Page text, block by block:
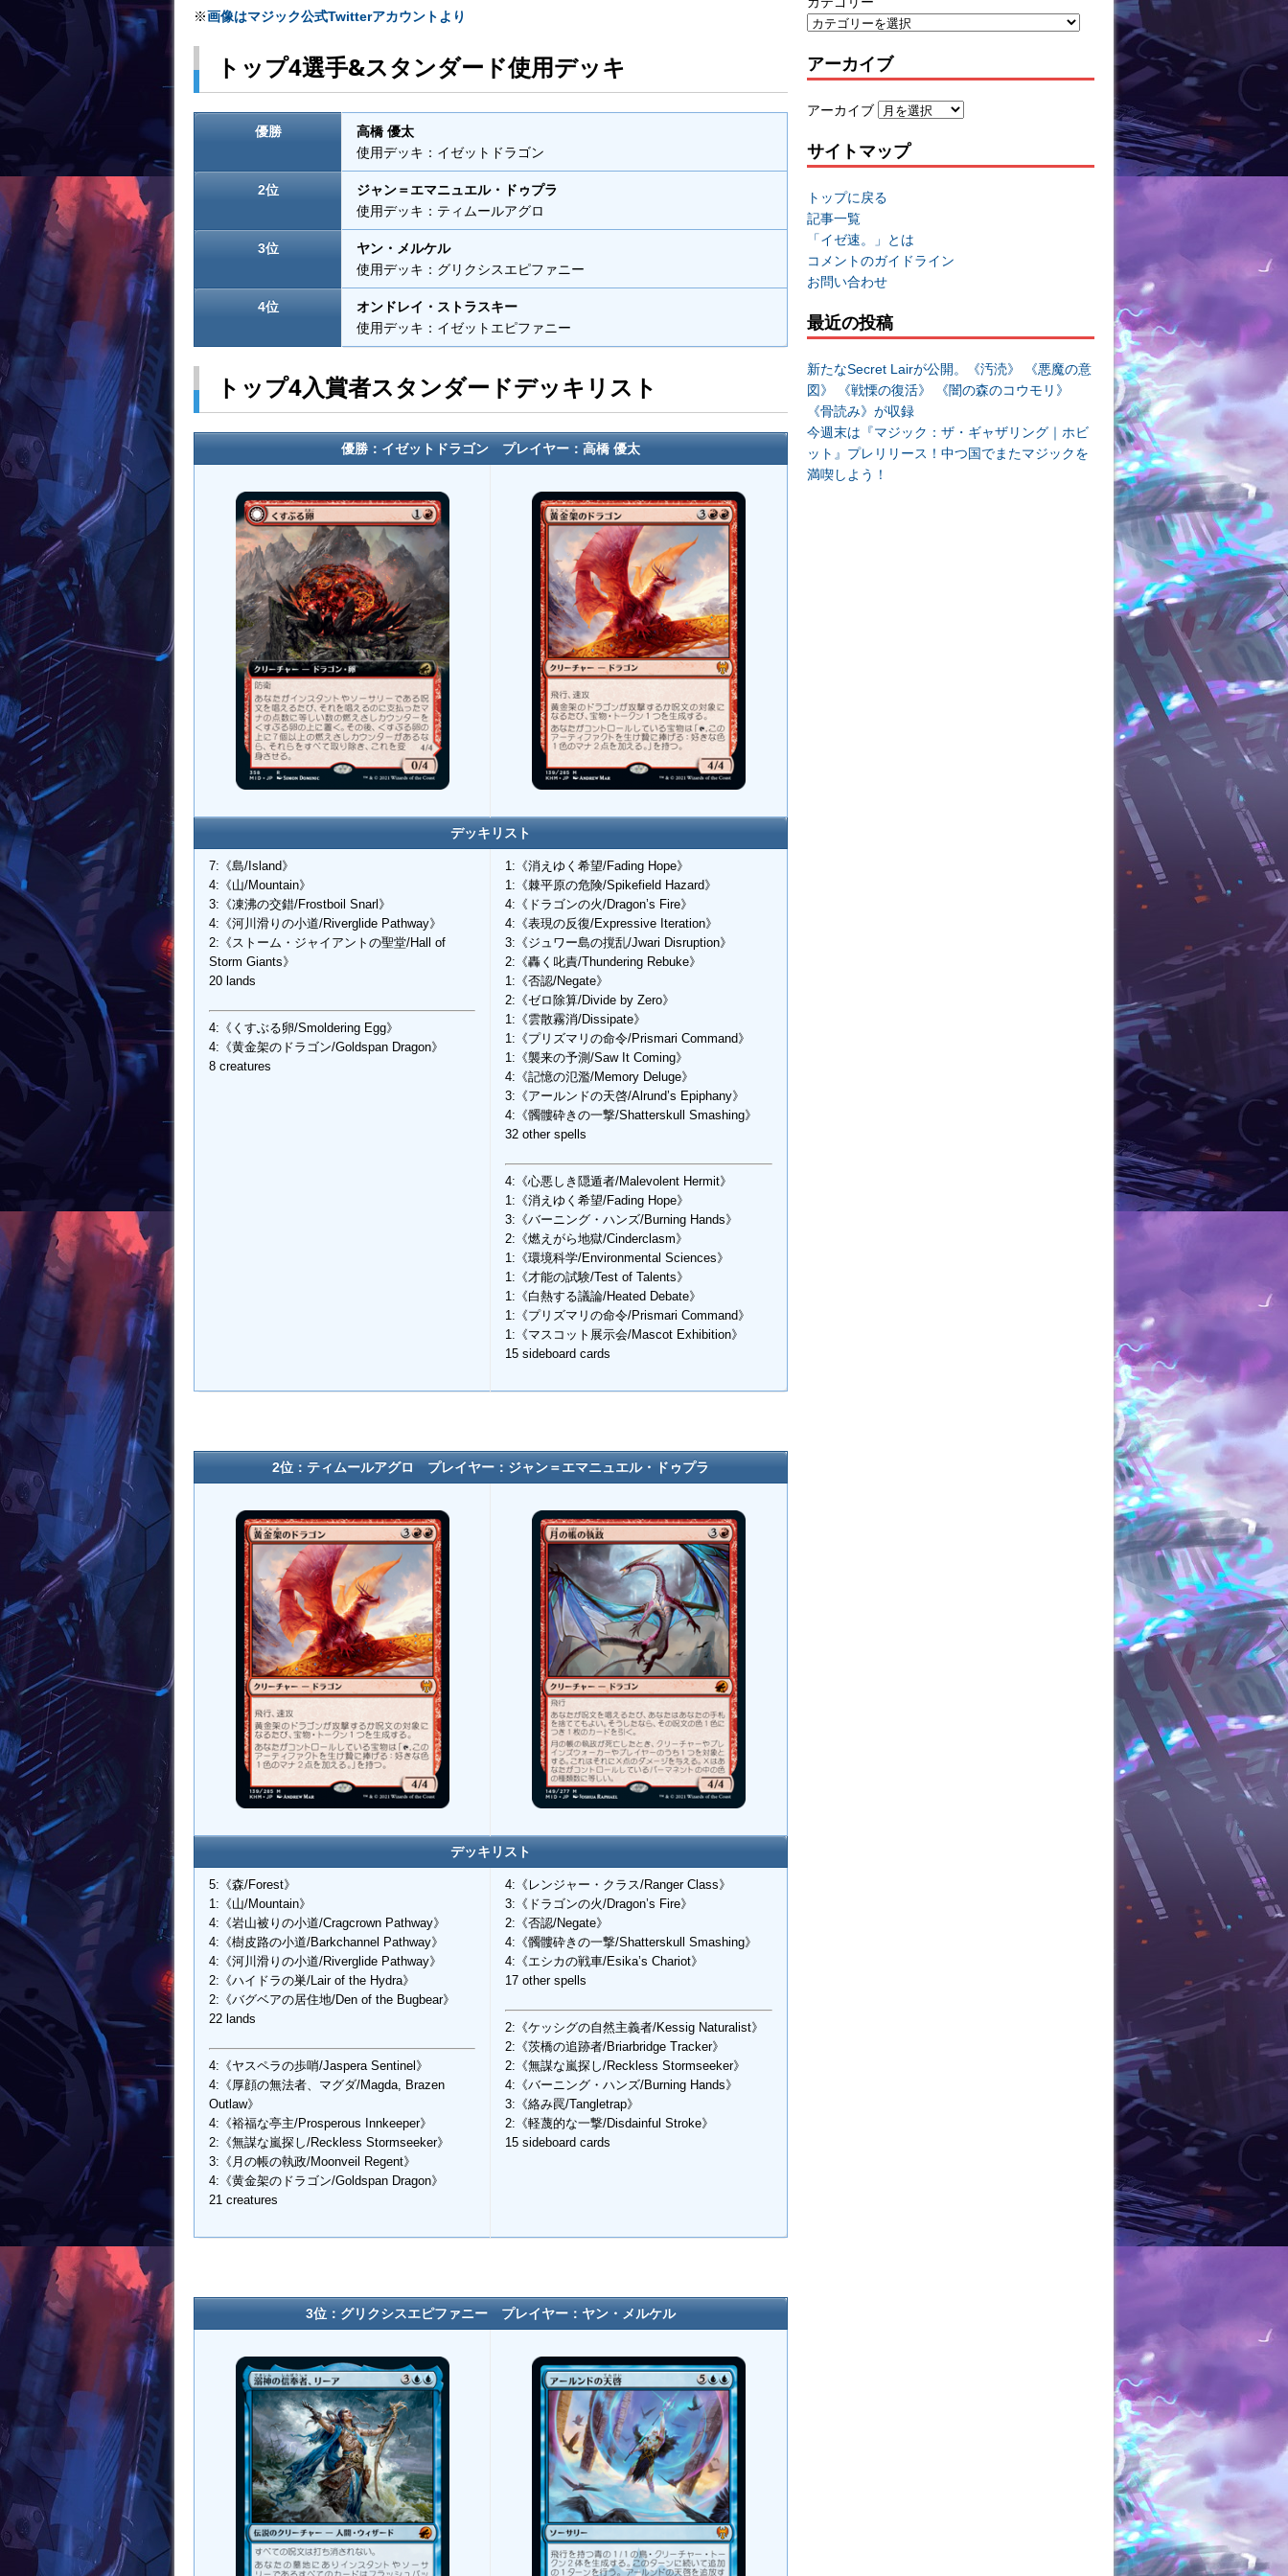
k
※画像はマジック公式Twitterアカウントより
トップ4選手&スタンダード使用デッキ
優勝
高橋 優太
使用デッキ：イゼットドラゴン
2位
ジャン＝エマニュエル・ドゥプラ
使用デッキ：ティムールアグロ
3位
ヤン・メルケル
使用デッキ：グリクシスエピファニー
4位
オンドレイ・ストラスキー
使用デッキ：イゼットエピファニー
トップ4入賞者スタンダードデッキリスト
優勝：イゼットドラゴン プレイヤー：高橋 優太
デッキリスト
7:《島/Island》
4:《山/Mountain》
3:《凍沸の交錯/Frostboil Snarl》
4:《河川滑りの小道/Riverglide Pathway》
2:《ストーム・ジャイアントの聖堂/Hall of
Storm Giants》
20 lands
4:《くすぶる卵/Smoldering Egg》
4:《黄金架のドラゴン/Goldspan Dragon》
8 creatures
1:《消えゆく希望/Fading Hope》
1:《棘平原の危険/Spikefield Hazard》
4:《ドラゴンの火/Dragon’s Fire》
4:《表現の反復/Expressive Iteration》
3:《ジュワー島の撹乱/Jwari Disruption》
2:《轟く叱責/Thundering Rebuke》
1:《否認/Negate》
2:《ゼロ除算/Divide by Zero》
1:《雲散霧消/Dissipate》
1:《プリズマリの命令/Prismari Command》
1:《襲来の予測/Saw It Coming》
4:《記憶の氾濫/Memory Deluge》
3:《アールンドの天啓/Alrund’s Epiphany》
4:《髑髏砕きの一撃/Shatterskull Smashing》
32 other spells
4:《心悪しき隠遁者/Malevolent Hermit》
1:《消えゆく希望/Fading Hope》
3:《バーニング・ハンズ/Burning Hands》
2:《燃えがら地獄/Cinderclasm》
1:《環境科学/Environmental Sciences》
1:《才能の試験/Test of Talents》
1:《白熱する議論/Heated Debate》
1:《プリズマリの命令/Prismari Command》
1:《マスコット展示会/Mascot Exhibition》
15 sideboard cards
2位：ティムールアグロ プレイヤー：ジャン＝エマニュエル・ドゥプラ
デッキリスト
5:《森/Forest》
1:《山/Mountain》
4:《岩山被りの小道/Cragcrown Pathway》
4:《樹皮路の小道/Barkchannel Pathway》
4:《河川滑りの小道/Riverglide Pathway》
2:《ハイドラの巣/Lair of the Hydra》
2:《バグベアの居住地/Den of the Bugbear》
22 lands
4:《ヤスペラの歩哨/Jaspera Sentinel》
4:《厚顔の無法者、マグダ/Magda, Brazen
Outlaw》
4:《裕福な亭主/Prosperous Innkeeper》
2:《無謀な嵐探し/Reckless Stormseeker》
3:《月の帳の執政/Moonveil Regent》
4:《黄金架のドラゴン/Goldspan Dragon》
21 creatures
4:《レンジャー・クラス/Ranger Class》
3:《ドラゴンの火/Dragon’s Fire》
2:《否認/Negate》
4:《髑髏砕きの一撃/Shatterskull Smashing》
4:《エシカの戦車/Esika’s Chariot》
17 other spells
2:《ケッシグの自然主義者/Kessig Naturalist》
2:《茨橋の追跡者/Briarbridge Tracker》
2:《無謀な嵐探し/Reckless Stormseeker》
4:《バーニング・ハンズ/Burning Hands》
3:《絡み罠/Tangletrap》
2:《軽蔑的な一撃/Disdainful Stroke》
15 sideboard cards
3位：グリクシスエピファニー プレイヤー：ヤン・メルケル
アーカイブ
アーカイブ
サイトマップ
トップに戻る
記事一覧
「イゼ速。」とは
コメントのガイドライン
お問い合わせ
最近の投稿
新たなSecret Lairが公開。《汚涜》 《悪魔の意
図》 《戦慄の復活》 《闇の森のコウモリ》
《骨読み》が収録
今週末は『マジック：ザ・ギャザリング｜ホビ
ット』プレリリース！中つ国でまたマジックを
満喫しよう！